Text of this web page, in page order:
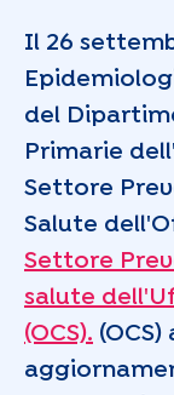
Il 26
del
Primarie
Settore
Salute
Settore
salute
(OCS).